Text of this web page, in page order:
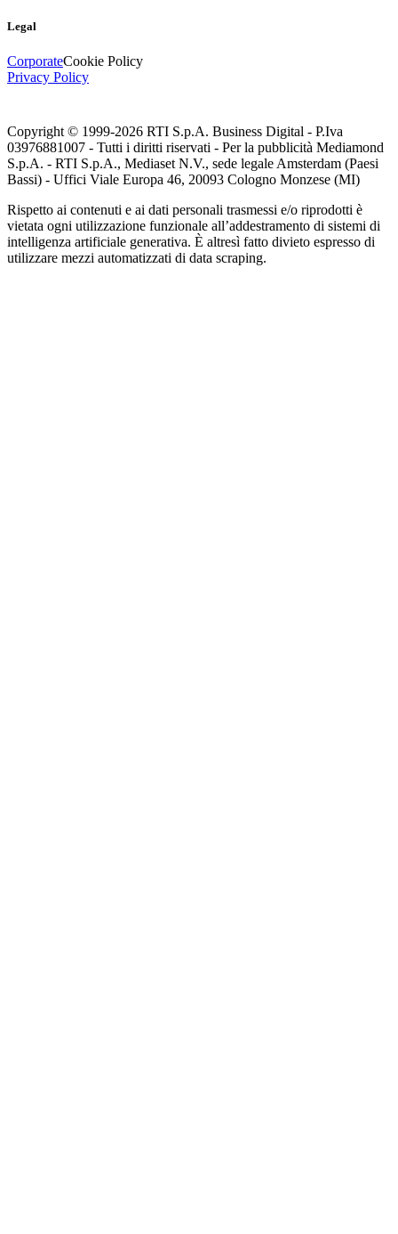
Legal
CorporateCookie Policy
Privacy Policy
Copyright © 1999-2026 RTI S.p.A. Business Digital - P.Iva
03976881007 - Tutti i diritti riservati - Per la pubblicità Mediamond
S.p.A. - RTI S.p.A., Mediaset N.V., sede legale Amsterdam (Paesi
Bassi) - Uffici Viale Europa 46, 20093 Cologno Monzese (MI)
Rispetto ai contenuti e ai dati personali trasmessi e/o riprodotti è
vietata ogni utilizzazione funzionale all’addestramento di sistemi di
intelligenza artificiale generativa. È altresì fatto divieto espresso di
utilizzare mezzi automatizzati di data scraping.